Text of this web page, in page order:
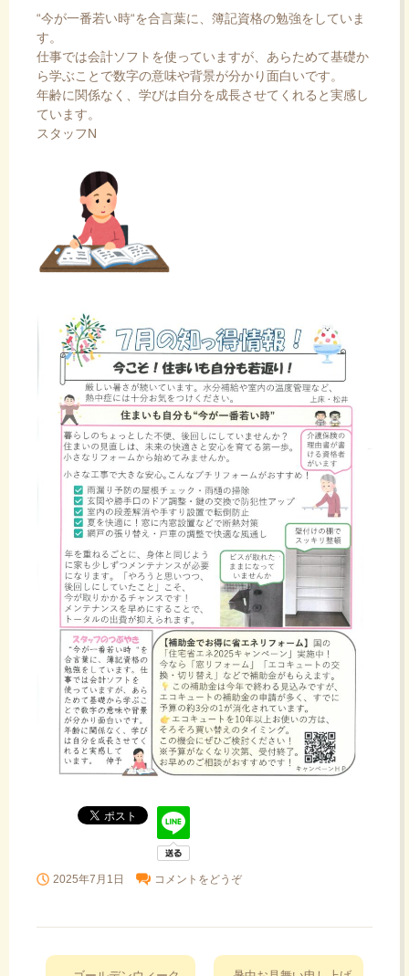
“今が一番若い時“を合言葉に、簿記資格の勉強をしていま
す。
仕事では会計ソフトを使っていますが、あらためて基礎か
ら学ぶことで数字の意味や背景が分かり面白いです。
年齢に関係なく、学びは自分を成長させてくれると実感し
ています。
スタッフN
2025年7月1日 コメントをどうぞ
投